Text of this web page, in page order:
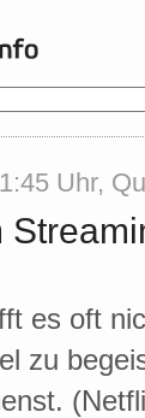
Uhr,
es oft
zu